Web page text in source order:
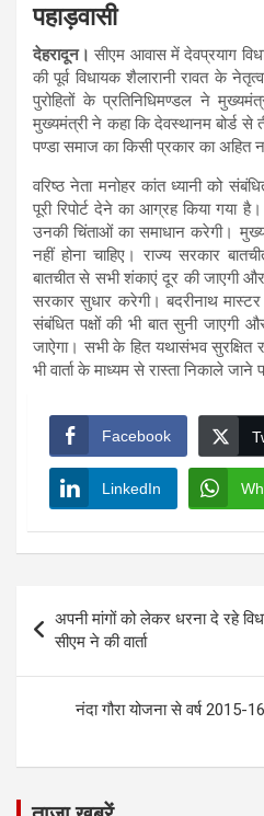
पहाड़वासी
देहरादून। सीएम आवास में देवप्रयाग
की पूर्व विधायक शैलारानी रावत के
पुरोहितों के प्रतिनिधिमण्डल ने
मुख्यमंत्री ने कहा कि देवस्थानम बोर्ड से
पण्डा समाज का किसी प्रकार का अहित
वरिष्ठ नेता मनोहर कांत ध्यानी को
पूरी रिपोर्ट देने का आग्रह किया गया
उनकी चिंताओं का समाधान करेगी।
नहीं होना चाहिए। राज्य सरकार
बातचीत से सभी शंकाएं दूर की जाएगी
सरकार सुधार करेगी। बदरीनाथ
संबंधित पक्षों की भी बात सुनी जाएगी
जाऐगा। सभी के हित यथासंभव
भी वार्ता के माध्यम से रास्ता निकाले
Facebook
LinkedIn
navigation
अपनी मांगों को लेकर धरना दे रहे
सीएम ने की वार्ता
नंदा गौरा योजना से वर्ष